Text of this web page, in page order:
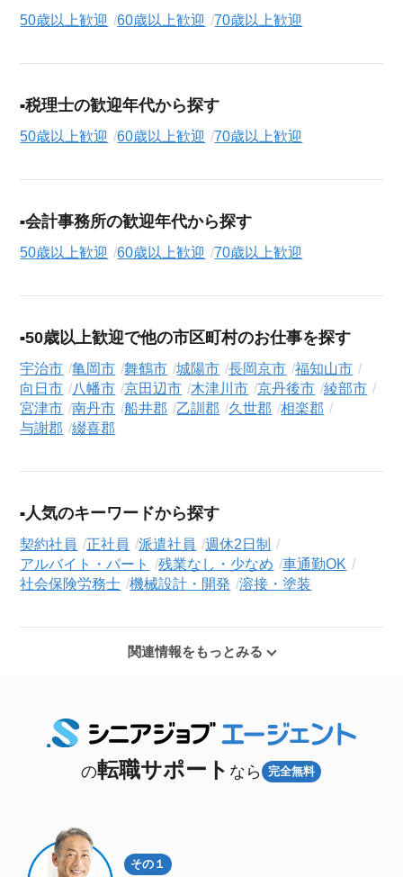
50歳以上歓迎 60歳以上歓迎 70歳以上歓迎
税理士の歓迎年代から探す
50歳以上歓迎 60歳以上歓迎 70歳以上歓迎
会計事務所の歓迎年代から探す
50歳以上歓迎 60歳以上歓迎 70歳以上歓迎
50歳以上歓迎で他の市区町村のお仕事を探す
宇治市 亀岡市 舞鶴市 城陽市 長岡京市
福知山市
向日市
八幡市 京田辺市 木津川市 京丹後市
綾部市
宮津市
南丹市 船井郡 乙訓郡 久世郡
相楽郡
与謝郡
綴喜郡
人気のキーワードから探す
契約社員 正社員 派遣社員
週休2日制
アルバイト・パート
残業なし・少なめ
車通勤OK
社会保険労務士
機械設計・開発 溶接・塗装
関連情報をもっとみる
の転職サポート なら 完全無料
その１